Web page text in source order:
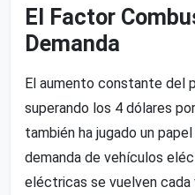
El Factor
Demanda
El aumento constante del
superando los 4 dólares
también ha jugado un
demanda de vehículos
eléctricas se vuelven